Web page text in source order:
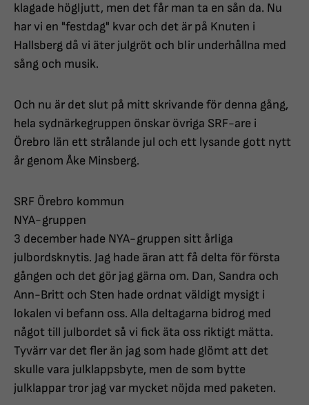
klagade högljutt, men det får man ta en sån da. Nu
har vi en "festdag" kvar och det är på Knuten i
Hallsberg då vi äter julgröt och blir underhållna med
sång och musik.
Och nu är det slut på mitt skrivande för denna gång,
hela sydnärkegruppen önskar övriga SRF-are i
Örebro län ett strålande jul och ett lysande gott nytt
år genom Åke Minsberg.
SRF Örebro kommun
NYA-gruppen
3 december hade NYA-gruppen sitt årliga
julbordsknytis. Jag hade äran att få delta för första
gången och det gör jag gärna om. Dan, Sandra och
Ann-Britt och Sten hade ordnat väldigt mysigt i
lokalen vi befann oss. Alla deltagarna bidrog med
något till julbordet så vi fick äta oss riktigt mätta.
Tyvärr var det fler än jag som hade glömt att det
skulle vara julklappsbyte, men de som bytte
julklappar tror jag var mycket nöjda med paketen.